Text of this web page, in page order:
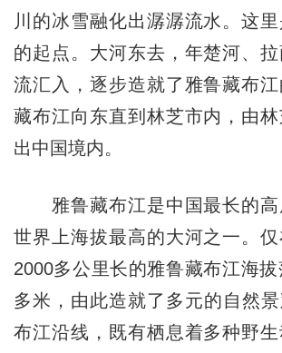
川的冰雪融化出潺潺流水。这
的起点。大河东去，年楚河、
流汇入，逐步造就了雅鲁藏布
藏布江向东直到林芝市内，由
出中国境内。
雅鲁藏布江是中国最长的高
世界上海拔最高的大河之一。仅
2000多公里长的雅鲁藏布江海
多米，由此造就了多元的自然
布江沿线，既有栖息着多种野